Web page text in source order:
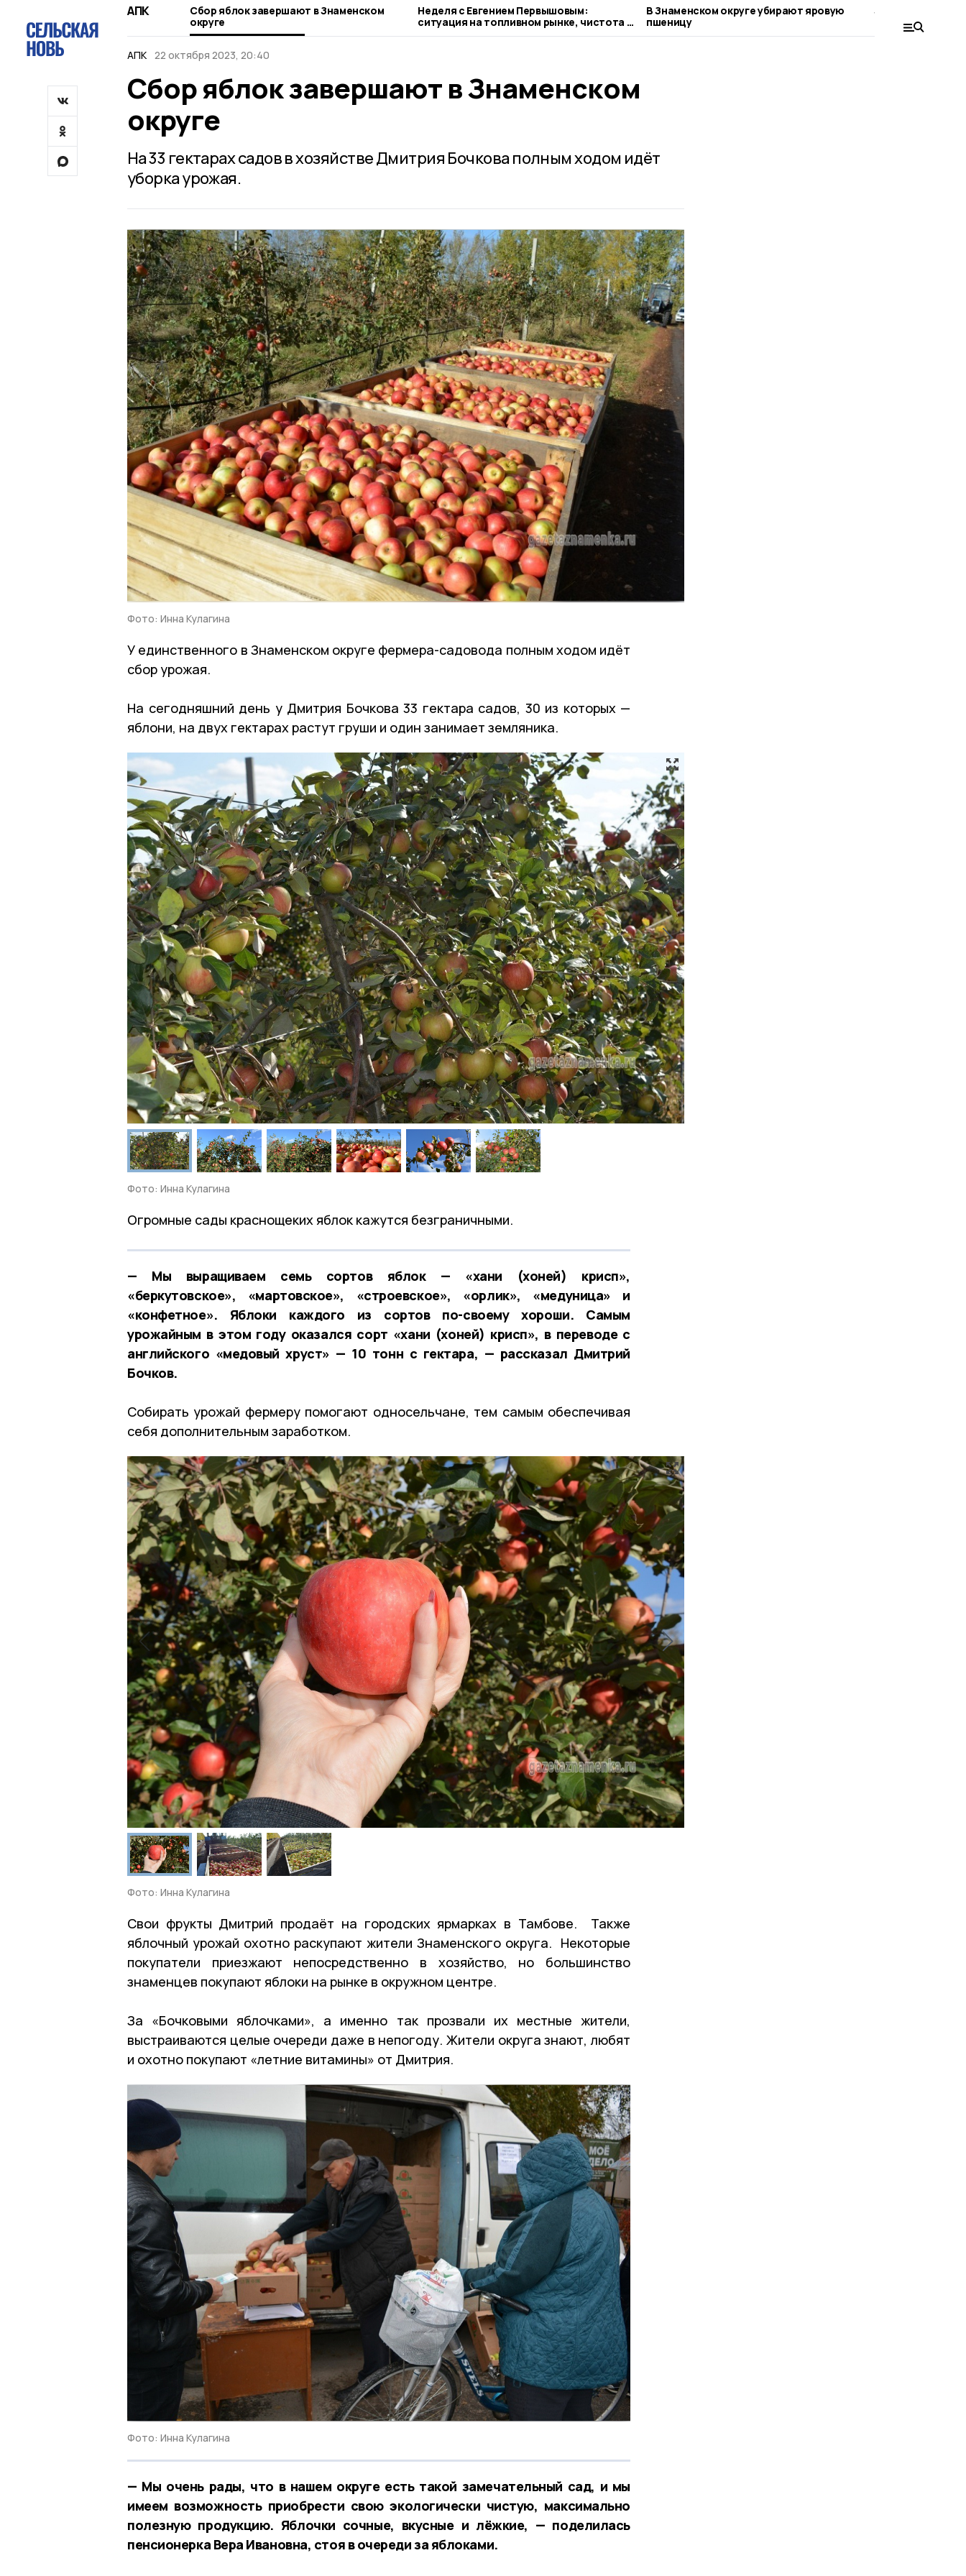
АПК
Сбор яблок завершают в Знаменском
округе
Неделя с Евгением Первышовым:
ситуация на топливном рынке, чистота в
городе и приоритеты образования
В Знаменском округе убирают яровую
пшеницу
Знаменские
пшеницу
АПК 22 октября 2023, 20:40
Сбор яблок завершают в Знаменском
округе
На 33 гектарах садов в хозяйстве Дмитрия Бочкова полным ходом идёт
уборка урожая.
Фото: Инна Кулагина
У единственного в Знаменском округе фермера-садовода полным ходом идёт
сбор урожая.
На сегодняшний день у Дмитрия Бочкова 33 гектара садов, 30 из которых —
яблони, на двух гектарах растут груши и один занимает земляника.
Фото: Инна Кулагина
Огромные сады краснощеких яблок кажутся безграничными.
— Мы выращиваем семь сортов яблок — «хани (хоней) крисп»,
«беркутовское», «мартовское», «строевское», «орлик», «медуница» и
«конфетное». Яблоки каждого из сортов по-своему хороши. Самым
урожайным в этом году оказался сорт «хани (хоней) крисп», в переводе с
английского «медовый хруст» — 10 тонн с гектара, — рассказал Дмитрий
Бочков.
Собирать урожай фермеру помогают односельчане, тем самым обеспечивая
себя дополнительным заработком.
Фото: Инна Кулагина
Свои фрукты Дмитрий продаёт на городских ярмарках в Тамбове. Также
яблочный урожай охотно раскупают жители Знаменского округа. Некоторые
покупатели приезжают непосредственно в хозяйство, но большинство
знаменцев покупают яблоки на рынке в окружном центре.
За «Бочковыми яблочками», а именно так прозвали их местные жители,
выстраиваются целые очереди даже в непогоду. Жители округа знают, любят
и охотно покупают «летние витамины» от Дмитрия.
Фото: Инна Кулагина
— Мы очень рады, что в нашем округе есть такой замечательный сад, и мы
имеем возможность приобрести свою экологически чистую, максимально
полезную продукцию. Яблочки сочные, вкусные и лёжкие, — поделилась
пенсионерка Вера Ивановна, стоя в очереди за яблоками.